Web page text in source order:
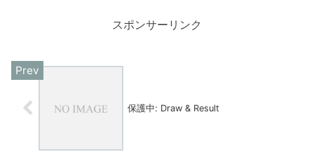
スポンサーリンク
保護中: Draw & Result